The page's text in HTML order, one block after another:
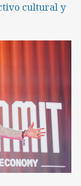
cultural y